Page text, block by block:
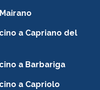
a Capriano del
a Barbariga
a Capriolo